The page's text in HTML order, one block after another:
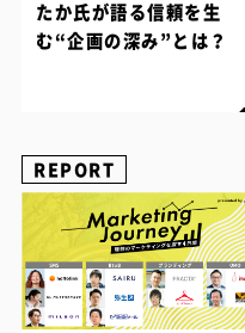
たか氏が語る信頼を生
む“企画の深み”とは？
REPORT